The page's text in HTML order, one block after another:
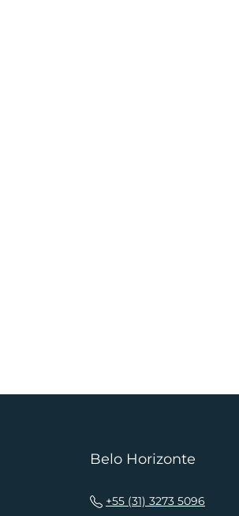
Belo Horizonte
+55 (31) 3273 5096